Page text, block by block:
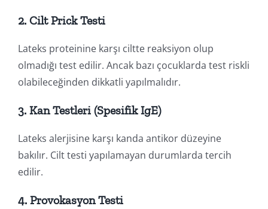
2. Cilt Prick Testi
Lateks proteinine karşı ciltte reaksiyon olup
olmadığı test edilir. Ancak bazı çocuklarda test riskli
olabileceğinden dikkatli yapılmalıdır.
3. Kan Testleri (Spesifik IgE)
Lateks alerjisine karşı kanda antikor düzeyine
bakılır. Cilt testi yapılamayan durumlarda tercih
edilir.
4. Provokasyon Testi